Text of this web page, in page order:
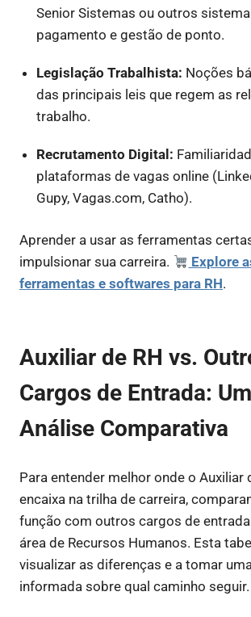
Senior Sistemas ou outros
pagamento e gestão de ponto.
Legislação Trabalhista: Noções
das principais leis que regem as
trabalho.
Recrutamento Digital:
plataformas de vagas online
Gupy, Vagas.com, Catho).
Aprender a usar as ferramentas
impulsionar sua carreira.
Explore
ferramentas e softwares para RH.
Auxiliar de RH vs.
Cargos de Entrada:
Análise Comparativa
Para entender melhor onde o Auxiliar
encaixa na trilha de carreira,
função com outros cargos de
área de Recursos Humanos. Esta
visualizar as diferenças e a tomar
informada sobre qual caminho seguir.